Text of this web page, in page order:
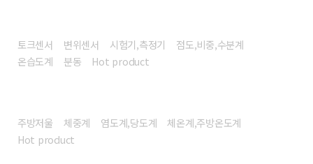
토크센서 변위센서 시험기,측정기
점도,비중,수분계
온습도계
분동 Hot product
주방저울 체중계 염도계,당도계
체온계,주방온도계
Hot product